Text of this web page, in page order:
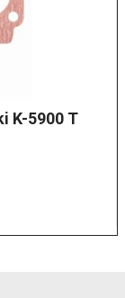
K-5900 T